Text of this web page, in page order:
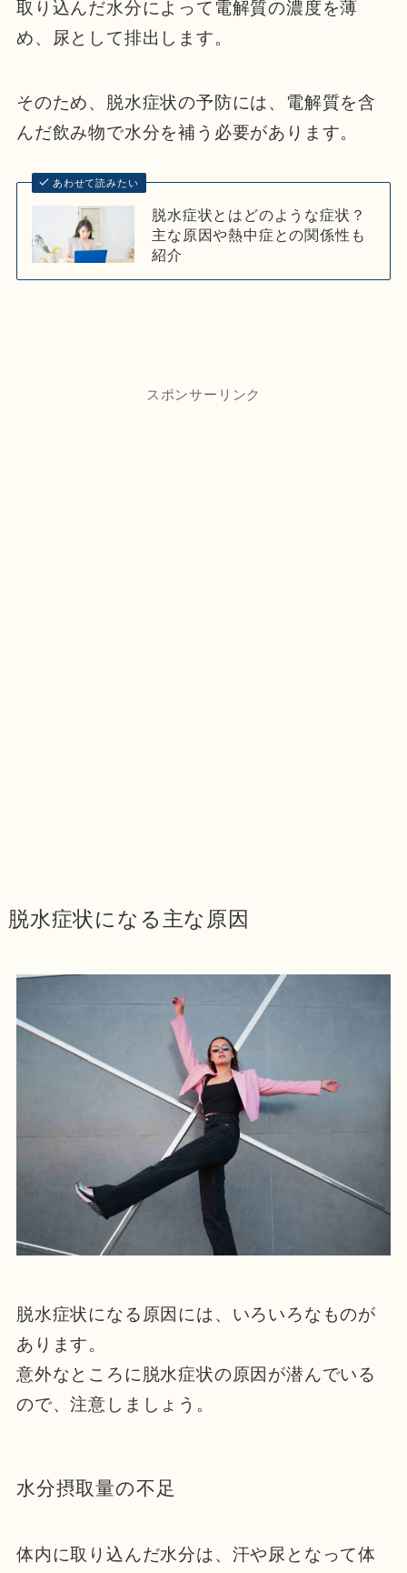
取り込んだ水分によって電解質の濃度を薄
め、尿として排出します。
そのため、脱水症状の予防には、電解質を含
んだ飲み物で水分を補う必要があります。
あわせて読みたい
脱水症状とはどのような症状？
主な原因や熱中症との関係性も
紹介
スポンサーリンク
脱水症状になる主な原因
脱水症状になる原因には、いろいろなものが
あります。
意外なところに脱水症状の原因が潜んでいる
ので、注意しましょう。
水分摂取量の不足
体内に取り込んだ水分は、汗や尿となって体